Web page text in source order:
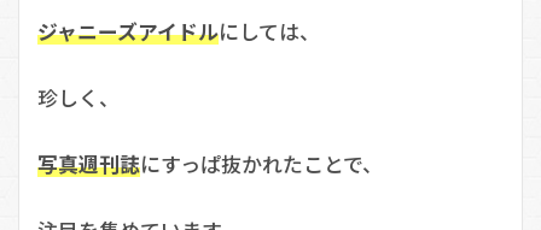
ジャニーズアイドルにしては、
珍しく、
写真週刊誌にすっぱ抜かれたことで、